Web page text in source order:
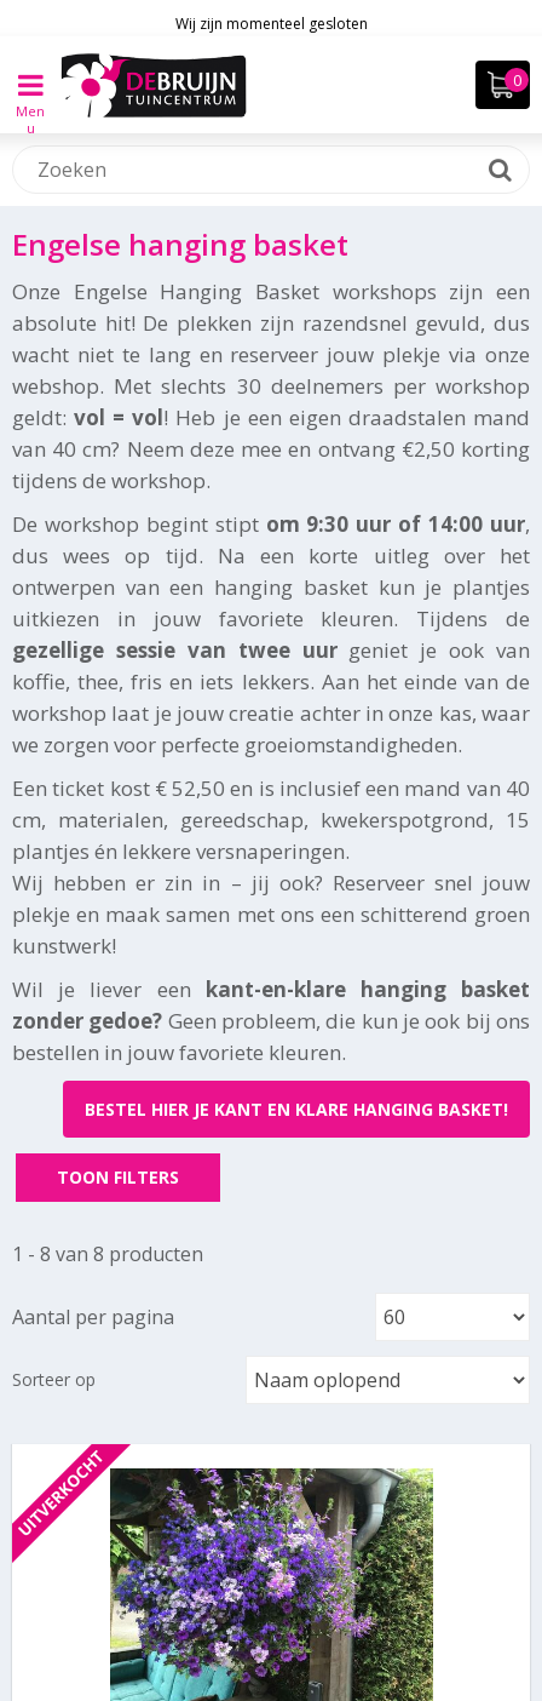
Men
u
Wij zijn momenteel gesloten
Engelse hanging basket
Onze Engelse Hanging Basket workshops zijn een
absolute hit! De plekken zijn razendsnel gevuld, dus
wacht niet te lang en reserveer jouw plekje via onze
webshop. Met slechts 30 deelnemers per workshop
geldt:vol = vol! Heb je een eigen draadstalen mand
van 40 cm? Neem deze mee en ontvang €2,50 korting
tijdens de workshop.
De workshop begint stipt om 9:30 uur of 14:00 uur,
dus wees op tijd. Na een korte uitleg over het
ontwerpen van een hanging basket kun je plantjes
uitkiezen in jouw favoriete kleuren. Tijdens de
gezellige sessie van twee uurgeniet je ook van
koffie, thee, fris en iets lekkers. Aan het einde van de
workshop laat je jouw creatie achter in onze kas, waar
we zorgen voor perfecte groeiomstandigheden.
Een ticket kost € 52,50 en is inclusief een mand van 40
cm, materialen, gereedschap, kwekerspotgrond, 15
plantjes én lekkere versnaperingen.
Wij hebben er zin in – jij ook? Reserveer snel jouw
plekje en maak samen met ons een schitterend groen
kunstwerk!
Wil je liever een kant-en-klare hanging basket
zonder gedoe? Geen probleem, die kun je ook bij ons
bestellen in jouw favoriete kleuren.
BESTEL HIER JE KANT EN KLARE HANGING BASKET!
TOON FILTERS
1 - 8 van 8 producten
Aantal per pagina
Sorteer op